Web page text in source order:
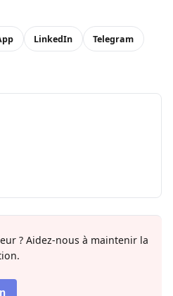
LinkedIn Telegram
? Aidez-nous à maintenir la